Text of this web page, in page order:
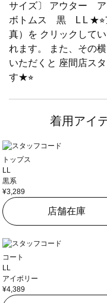
サイズ〕 アウター
ボトムス 黒 L L ★⭐︎
真）を クリックして
れます。 また、その
いただくと 座間店ス
す★⭐︎
着用アイ
トップス
LL
黒系
¥3,289
店舗在庫
コート
LL
アイボリー
¥4,389